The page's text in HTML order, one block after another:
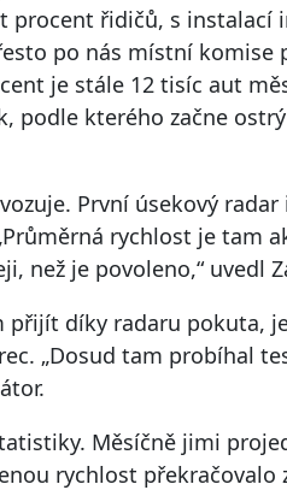
procent řidičů, s instalací
po nás místní komise
je stále 12 tisíc aut
podle kterého začne
První úsekový
rychlost je tam
než je povoleno,“ uvedl
díky radaru pokuta,
„Dosud tam probíhal
Měsíčně jimi
rychlost překračovalo